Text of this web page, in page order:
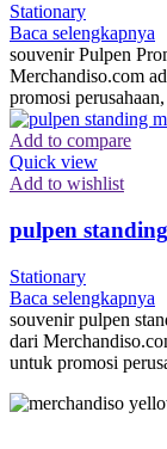
Stationary
Baca selengkapnya
souvenir Pulpen
Merchandiso.com
promosi perusahaan,
Add to compare
Quick view
Add to wishlist
pulpen
Stationary
Baca selengkapnya
souvenir pulpen
dari
untuk promosi